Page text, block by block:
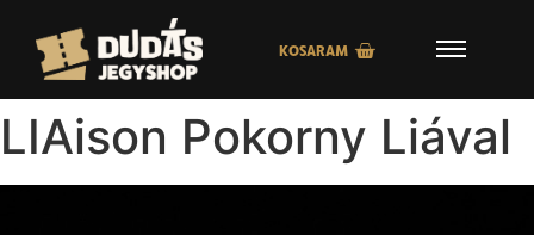
KOSARAM
LIAison Pokorny Liával